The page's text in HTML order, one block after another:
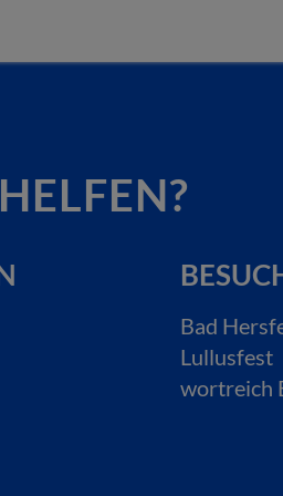
Bad
Lullusfest
wortreich